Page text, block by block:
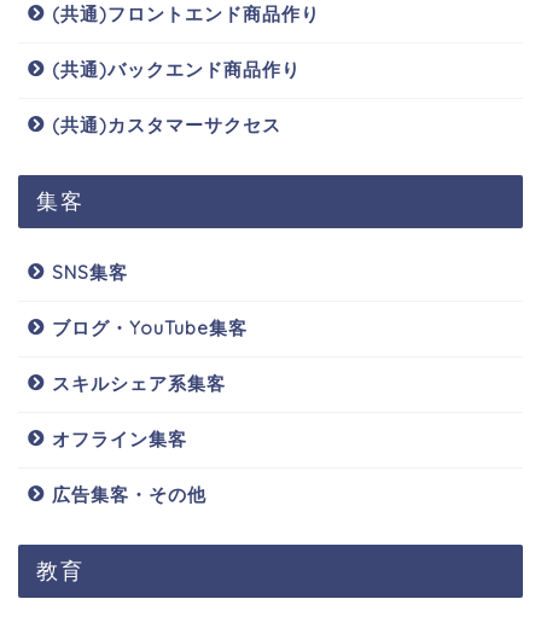
(共通)フロントエンド商品作り
(共通)バックエンド商品作り
(共通)カスタマーサクセス
集客
SNS集客
ブログ・YouTube集客
スキルシェア系集客
オフライン集客
広告集客・その他
教育